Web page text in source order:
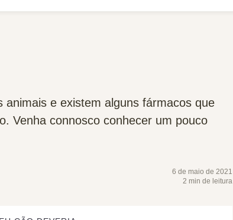
e existem alguns fármacos que
Venha connosco conhecer um pouco
6 de maio de 2021
2 min de leitura